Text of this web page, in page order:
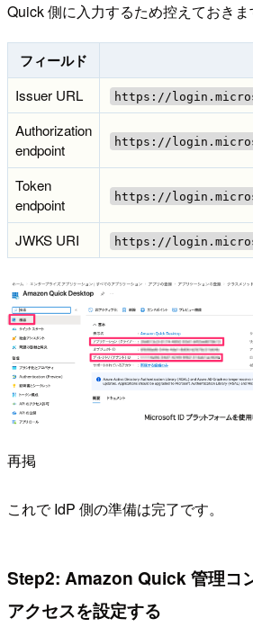
Quick 側に入力するため控えておきま
フィールド
Issuer URL https://
Authorization
endpoint
https://
Token
endpoint
https://
JWKS URI https://
再掲
これで IdP 側の準備は完了です。
Step2: Amazon Quick 管理コ
アクセスを設定する